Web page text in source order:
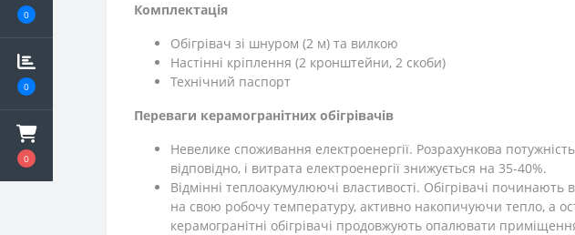
0
0
0
Комплектація
Обігрівач зі шнуром (2 м) та вилкою
Настінні кріплення (2 кронштейни, 2 скоби)
Технічний паспорт
Переваги керамогранітних обігрівачів
Невелике споживання електроенергії. Розрахункова
відповідно, і витрата електроенергії знижується на 35-40%.
Відмінні теплоакумулюючі властивості. Обігрівачі
на свою робочу температуру, активно накопичуючи тепло, а
керамогранітні обігрівачі продовжують опалювати